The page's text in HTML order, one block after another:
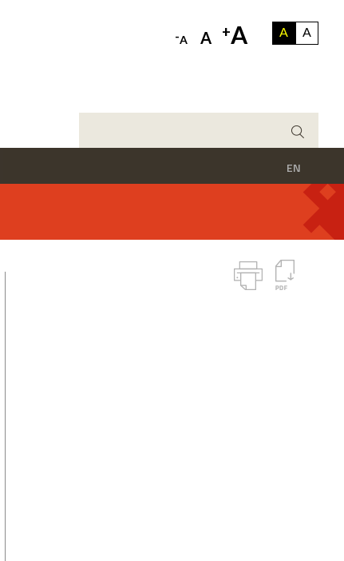
A
A
-A A +A
EN